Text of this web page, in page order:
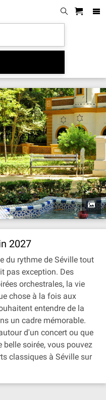
2027
du rythme de Séville tout
pas exception. Des
orchestrales, la vie
chose à la fois aux
entendre de la
un cadre mémorable.
d'un concert ou que
soirée, vous pouvez
classiques à Séville sur